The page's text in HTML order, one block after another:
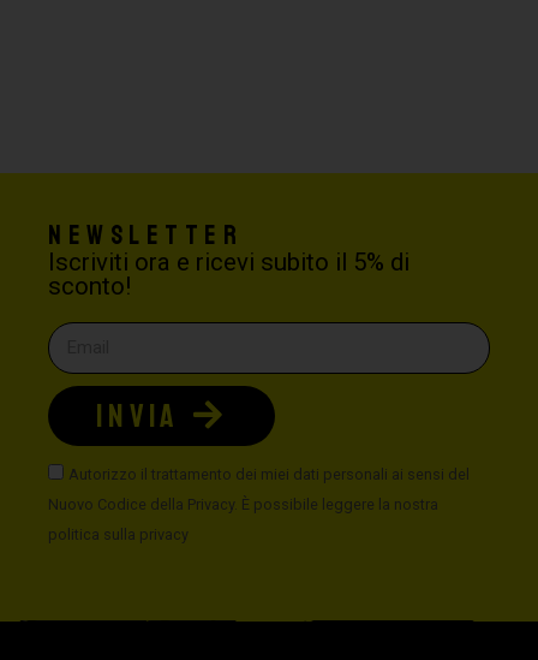
Newsletter
Iscriviti ora e ricevi subito il 5% di
sconto!
Autorizzo il trattamento dei miei dati personali ai sensi del
Nuovo Codice della Privacy. È possibile leggere la nostra
politica sulla privacy
INVIA